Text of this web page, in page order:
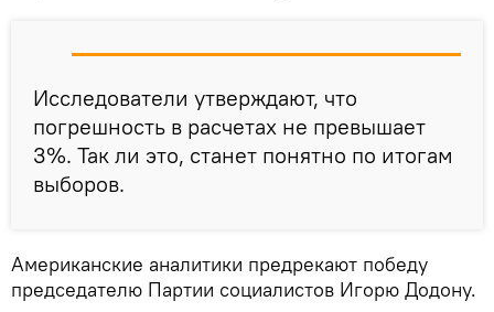
Исследователи утверждают, что
погрешность в расчетах не превышает
3%. Так ли это, станет понятно по итогам
выборов.
Американские аналитики предрекают победу
председателю Партии социалистов Игорю Додону.